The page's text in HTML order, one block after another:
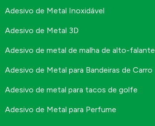
Adesivo de Metal Inoxidável
Adesivo de Metal 3D
Adesivo de metal de malha de alto-falante
Adesivo de Metal para Bandeiras de Carro
Adesivo de metal para tacos de golfe
Adesivo de Metal para Perfume